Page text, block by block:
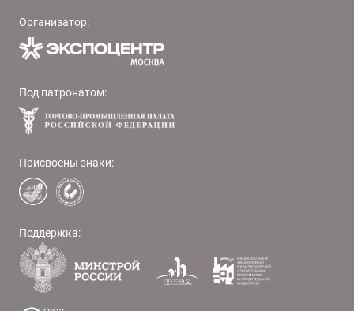
Организатор:
Под патронатом:
Присвоены знаки:
Поддержка: